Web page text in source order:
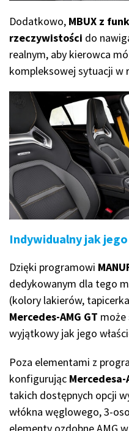
Dodatkowo, MBUX z
rzeczywistości do
realnym, aby kierowca
kompleksowej sytuacji w
Indywidualny jak
Dzięki programowi
dedykowanym dla tego
(kolory lakierów,
Mercedes-AMG GT może
wyjątkowy jak jego
Poza elementami z
konfigurując Mercedesa-
takich dostępnych opcji
włókna węglowego, 3-
elementy ozdobne AMG